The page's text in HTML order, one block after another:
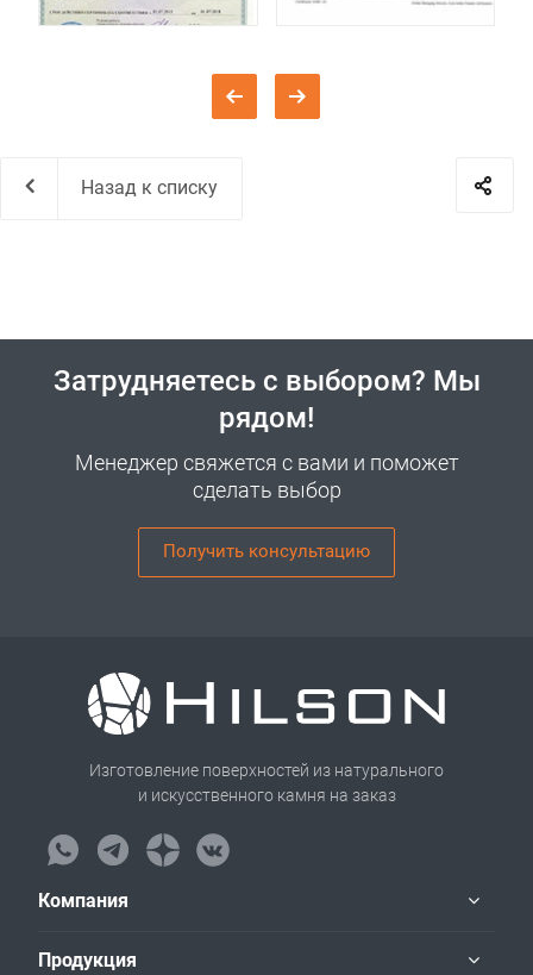
Назад к списку
Затрудняетесь с выбором? Мы
рядом!
Менеджер свяжется с вами и поможет
сделать выбор
Получить консультацию
Изготовление поверхностей из натурального
и искусственного камня на заказ
Компания
Продукция